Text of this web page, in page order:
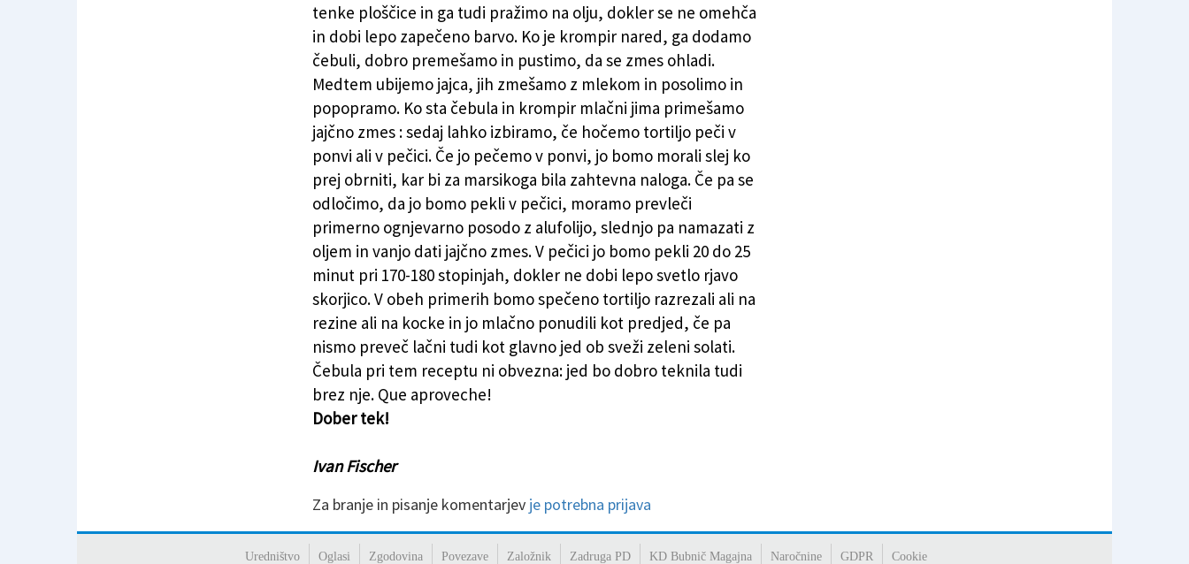
tenke ploščice in ga tudi pražimo na olju, dokler se ne omehča
in dobi lepo zapečeno barvo. Ko je krompir nared, ga dodamo
čebuli, dobro premešamo in pustimo, da se zmes ohladi.
Medtem ubijemo jajca, jih zmešamo z mlekom in posolimo in
popopramo. Ko sta čebula in krompir mlačni jima primešamo
jajčno zmes : sedaj lahko izbiramo, če hočemo tortiljo peči v
ponvi ali v pečici. Če jo pečemo v ponvi, jo bomo morali slej ko
prej obrniti, kar bi za marsikoga bila zahtevna naloga. Če pa se
odločimo, da jo bomo pekli v pečici, moramo prevleči
primerno ognjevarno posodo z alufolijo, slednjo pa namazati z
oljem in vanjo dati jajčno zmes. V pečici jo bomo pekli 20 do 25
minut pri 170-180 stopinjah, dokler ne dobi lepo svetlo rjavo
skorjico. V obeh primerih bomo spečeno tortiljo razrezali ali na
rezine ali na kocke in jo mlačno ponudili kot predjed, če pa
nismo preveč lačni tudi kot glavno jed ob sveži zeleni solati.
Čebula pri tem receptu ni obvezna: jed bo dobro teknila tudi
brez nje. Que aproveche!
Dober tek!
Ivan Fischer
Za branje in pisanje komentarjev je potrebna prijava
Uredništvo Oglasi Zgodovina Povezave Založnik Zadruga PD KD Bubnič Magajna Naročnine GDPR Cookie